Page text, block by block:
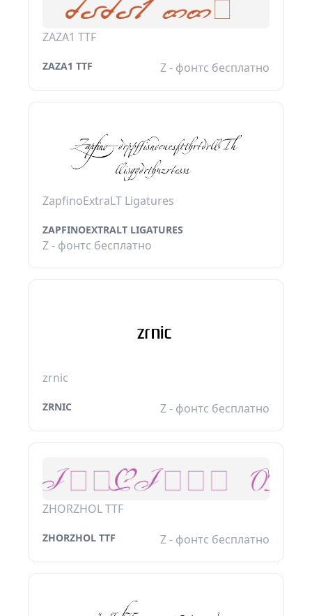
ZAZA1 TTF
ZAZA1 TTF Z - фонтс бесплатно
ZapfinoExtraLT Ligatures
ZAPFINOEXTRALT LIGATURES
Z - фонтс бесплатно
zrnic
ZRNIC Z - фонтс бесплатно
ZHORZHOL TTF
ZHORZHOL TTF Z - фонтс бесплатно